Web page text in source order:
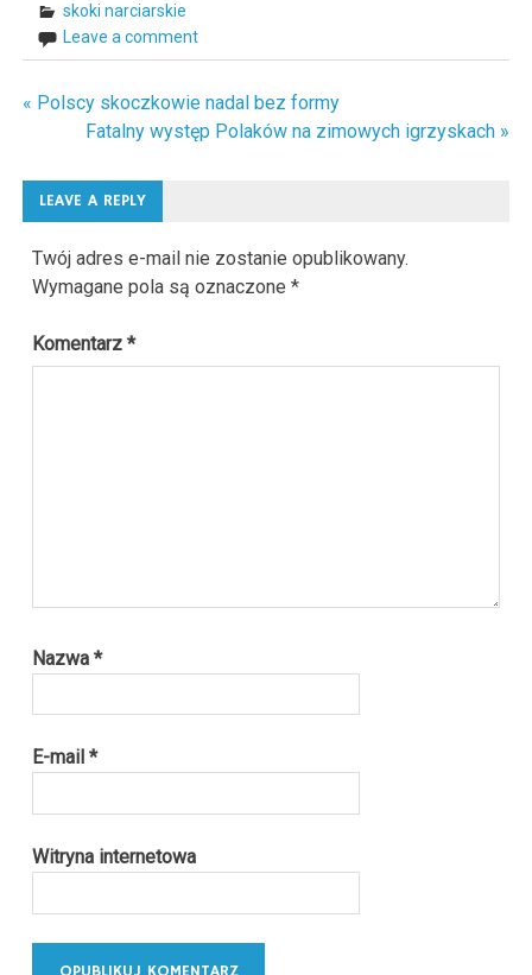
skoki narciarskie
Leave a comment
Nawigacja
« Polscy skoczkowie nadal bez formy
Fatalny występ Polaków na zimowych igrzyskach »
LEAVE A REPLY
Twój adres e-mail nie zostanie opublikowany.
Wymagane pola są oznaczone*
Komentarz*
Nazwa*
E-mail*
Witryna internetowa